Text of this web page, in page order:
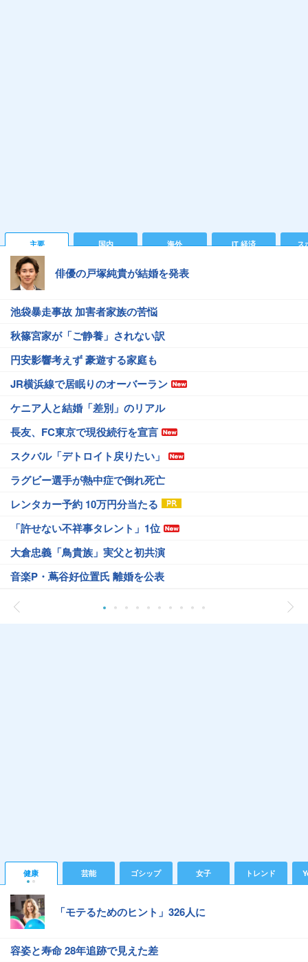
主要 国内 海外 IT 経済 ス
俳優の戸塚純貴が結婚を発表
池袋暴走事故 加害者家族の苦悩
秋篠宮家が「ご静養」されない訳
円安影響考えず 豪遊する家庭も
JR横浜線で居眠りのオーバーラン
ケニア人と結婚「差別」のリアル
長友、FC東京で現役続行を宣言
スクバル「デトロイト戻りたい」
ラグビー選手が熱中症で倒れ死亡
レンタカー予約 10万円分当たる
「許せない不祥事タレント」1位
大倉忠義「鳥貴族」実父と初共演
音楽P・蔦谷好位置氏 離婚を公表
健康 芸能 ゴシップ 女子 トレンド
「モテるためのヒント」326人に
容姿と寿命 28年追跡で見えた差